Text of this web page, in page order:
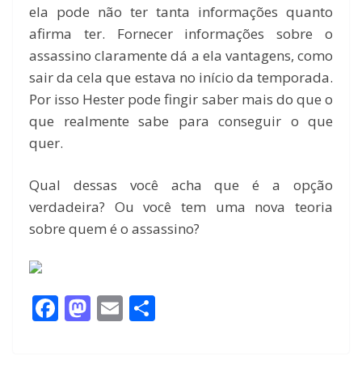
ela pode não ter tanta informações quanto
afirma ter. Fornecer informações sobre o
assassino claramente dá a ela vantagens, como
sair da cela que estava no início da temporada.
Por isso Hester pode fingir saber mais do que o
que realmente sabe para conseguir o que
quer.
Qual dessas você acha que é a opção
verdadeira? Ou você tem uma nova teoria
sobre quem é o assassino?
F M E